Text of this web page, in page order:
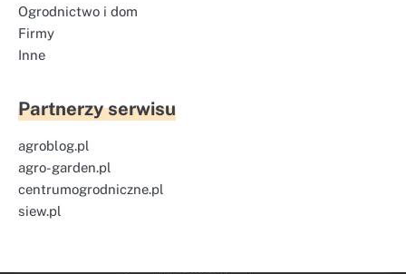
Ogrodnictwo i dom
Firmy
Inne
Partnerzy serwisu
agroblog.pl
agro-garden.pl
centrumogrodniczne.pl
siew.pl